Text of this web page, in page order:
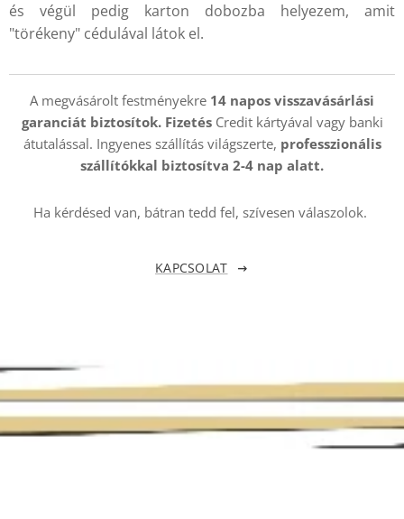
és végül pedig karton dobozba helyezem, amit
"törékeny" cédulával látok el.
A megvásárolt festményekre 14 napos visszavásárlási
garanciát biztosítok. Fizetés Credit kártyával vagy banki
átutalással. Ingyenes szállítás világszerte, professzionális
szállítókkal biztosítva 2-4 nap alatt.
Ha kérdésed van, bátran tedd fel, szívesen válaszolok.
KAPCSOLAT